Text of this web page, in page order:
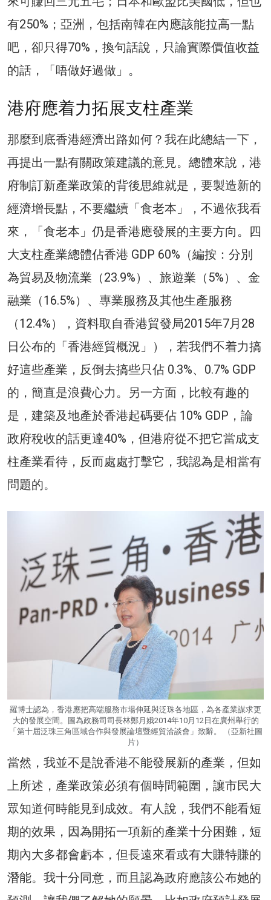
有250%；亞洲，包括南韓在內應該能拉高一點
吧，卻只得70%，換句話說，只論實際價值收益
的話，「唔做好過做」。
港府應着力拓展支柱產業
那麼到底香港經濟出路如何？我在此總結一下，
再提出一點有關政策建議的意見。總體來說，港
府制訂新產業政策的背後思維就是，要製造新的
經濟增長點，不要繼續「食老本」，不過依我看
來，「食老本」仍是香港應發展的主要方向。四
大支柱產業總體佔香港 GDP 60%（編按：分別
為貿易及物流業（23.9%）、旅遊業（5%）、金
融業（16.5%）、專業服務及其他生產服務
（12.4%），資料取自香港貿發局2015年7月28
日公布的「香港經貿概況」），若我們不着力搞
好這些產業，反倒去搞些只佔 0.3%、0.7% GDP
的，簡直是浪費心力。另一方面，比較有趣的
是，建築及地產於香港起碼要佔 10% GDP，論
政府稅收的話更達40%，但港府從不把它當成支
柱產業看待，反而處處打擊它，我認為是相當有
問題的。
羅博士認為，香港應把高端服務市場伸延與泛珠各地區，為各產業謀求更
大的發展空間。圖為政務司司長林鄭月娥2014年10月12日在廣州舉行的
「第十屆泛珠三角區域合作與發展論壇暨經貿洽談會」致辭。 （亞新社圖
片）
當然，我並不是說香港不能發展新的產業，但如
上所述，產業政策必須有個時間範圍，讓市民大
眾知道何時能見到成效。有人說，我們不能看短
期的效果，因為開拓一項新的產業十分困難，短
期內大多都會虧本，但長遠來看或有大賺特賺的
潛能。我十分同意，而且認為政府應該公布她的